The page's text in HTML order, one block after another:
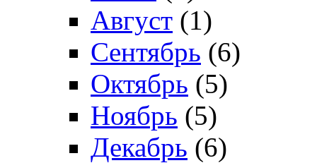
Август (1)
Сентябрь (6)
Октябрь (5)
Ноябрь (5)
Декабрь (6)